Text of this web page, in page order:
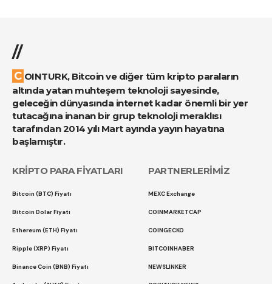
//
COINTURK, Bitcoin ve diğer tüm kripto paraların
altında yatan muhteşem teknoloji sayesinde,
geleceğin dünyasında internet kadar önemli bir yer
tutacağına inanan bir grup teknoloji meraklısı
tarafından 2014 yılı Mart ayında yayın hayatına
başlamıştır.
KRİPTO PARA FİYATLARI
Bitcoin (BTC) Fiyatı
Bitcoin Dolar Fiyatı
Ethereum (ETH) Fiyatı
Ripple (XRP) Fiyatı
Binance Coin (BNB) Fiyatı
PARTNERLERİMİZ
MEXC Exchange
COINMARKETCAP
COINGECKO
BITCOINHABER
NEWSLINKER